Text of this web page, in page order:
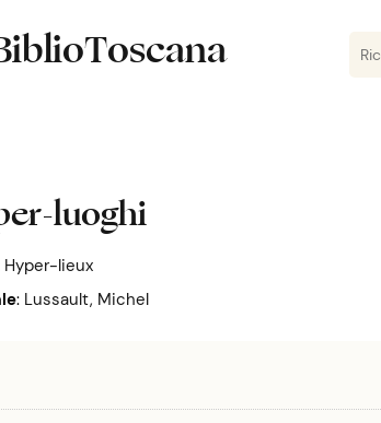
luoghi
Hyper-lieux
: Lussault, Michel